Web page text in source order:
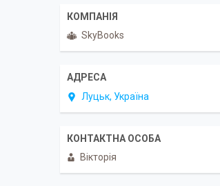
SkyBooks
Луцьк, Україна
Вікторія